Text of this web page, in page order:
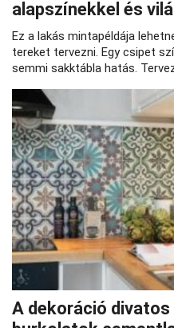
alapszínekkel és
Ez a lakás mintapéldája
tereket tervezni. Egy csipet
semmi sakktábla hatás.
A dekoráció